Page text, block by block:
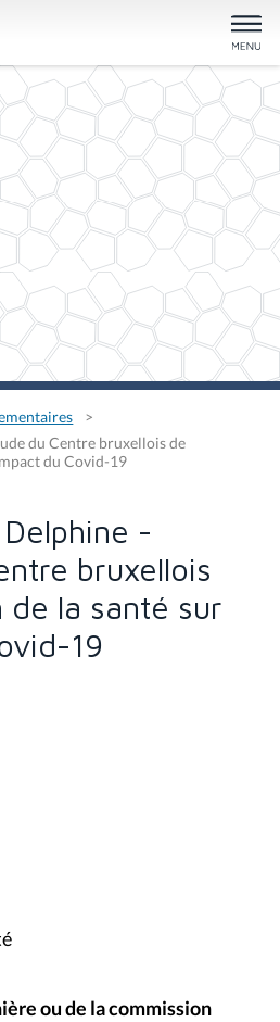
du Centre bruxellois de
du Covid-19
-
bruxellois
la santé sur
19
ou de la commission